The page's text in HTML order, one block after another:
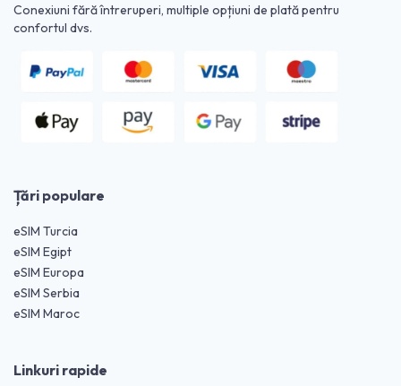
Conexiuni fără întreruperi, multiple opțiuni de plată pentru
confortul dvs.
Țări populare
eSIM Turcia
eSIM Egipt
eSIM Europa
eSIM Serbia
eSIM Maroc
Linkuri rapide